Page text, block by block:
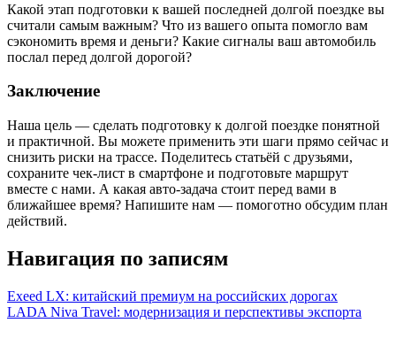
Какой этап подготовки к вашей последней долгой поездке вы
считали самым важным? Что из вашего опыта помогло вам
сэкономить время и деньги? Какие сигналы ваш автомобиль
послал перед долгой дорогой?
Заключение
Наша цель — сделать подготовку к долгой поездке понятной
и практичной. Вы можете применить эти шаги прямо сейчас и
снизить риски на трассе. Поделитесь статьёй с друзьями,
сохраните чек‑лист в смартфоне и подготовьте маршрут
вместе с нами. А какая авто‑задача стоит перед вами в
ближайшее время? Напишите нам — помоготно обсудим план
действий.
Навигация по записям
Exeed LX: китайский премиум на российских дорогах
LADA Niva Travel: модернизация и перспективы экспорта